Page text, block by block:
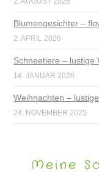
Blumengesichter –
2. APRIL 2026
Schneetiere – lustige
14. JANUAR 2026
Weihnachten –
24. NOVEMBER 2025
Meine